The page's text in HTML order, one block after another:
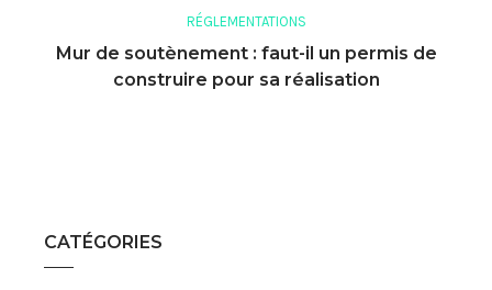
RÉGLEMENTATIONS
Mur de soutènement : faut-il un permis de
construire pour sa réalisation
CATÉGORIES